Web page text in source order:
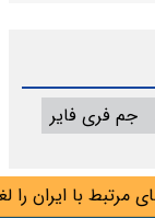
با ایران را لغو
جم فری فایر